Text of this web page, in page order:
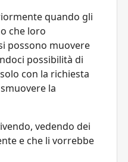
quando gli
che loro
possono muovere
possibilità di
con la richiesta
la
vedendo dei
e che li vorrebbe